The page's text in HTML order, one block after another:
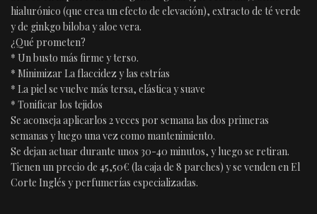
hialurónico (que crea un efecto de elevación), extracto de té verde
y de ginkgo biloba y aloe vera.
¿Qué prometen?
* Un busto más firme y terso.
* Minimizar La flaccidez y las estrías
* La piel se vuelve más tersa, elástica y suave
* Tonificar los tejidos
Se aconseja aplicarlos 2 veces por semana las dos primeras
semanas y luego una vez como mantenimiento.
Se dejan actuar durante unos 30-40 minutos, y luego se retiran.
Tienen un precio de 45,50€ (la caja de 8 parches) y se venden en El
Corte Inglés y perfumerías especializadas.